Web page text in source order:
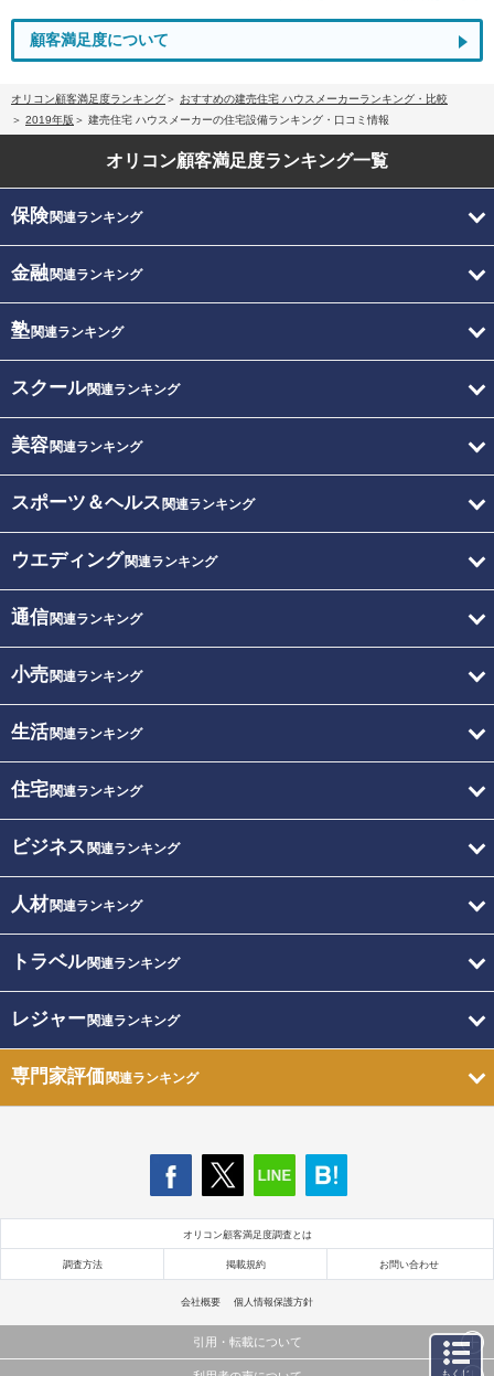
顧客満足度について
オリコン顧客満足度ランキング
おすすめの建売住宅 ハウスメーカーランキング・比較
2019年版
建売住宅 ハウスメーカーの住宅設備ランキング・口コミ情報
オリコン顧客満足度ランキング一覧
保険関連ランキング
金融関連ランキング
塾関連ランキング
スクール関連ランキング
美容関連ランキング
スポーツ＆ヘルス 関連ランキング
ウエディング関連ランキング
通信関連ランキング
小売関連ランキング
生活関連ランキング
住宅関連ランキング
ビジネス 関連ランキング
人材関連ランキング
トラベル関連ランキング
レジャー関連ランキング
専門家評価関連ランキング
オリコン顧客満足度調査とは
調査方法 掲載規約 お問い合わせ
会社概要 個人情報保護方針
引用・転載について
もくじ